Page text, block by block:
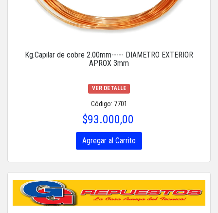
Kg.Capilar de cobre 2.00mm----- DIAMETRO EXTERIOR
APROX 3mm
VER DETALLE
Código: 7701
$93.000,00
Agregar al Carrito